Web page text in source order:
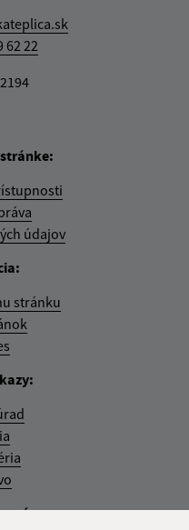
62 22
údajov
stránku